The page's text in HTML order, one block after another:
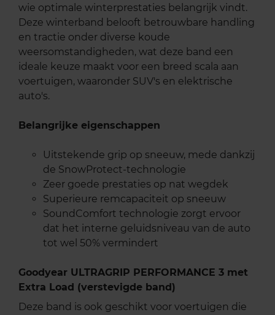
wie optimale winterprestaties belangrijk vindt.
Deze winterband belooft betrouwbare handling
en tractie onder diverse koude
weersomstandigheden, wat deze band een
ideale keuze maakt voor een breed scala aan
voertuigen, waaronder SUV's en elektrische
auto's.
Belangrijke eigenschappen
Uitstekende grip op sneeuw, mede dankzij
de SnowProtect-technologie
Zeer goede prestaties op nat wegdek
Superieure remcapaciteit op sneeuw
SoundComfort technologie zorgt ervoor
dat het interne geluidsniveau van de auto
tot wel 50% vermindert
Goodyear ULTRAGRIP PERFORMANCE 3 met
Extra Load (verstevigde band)
Deze band is ook geschikt voor voertuigen die